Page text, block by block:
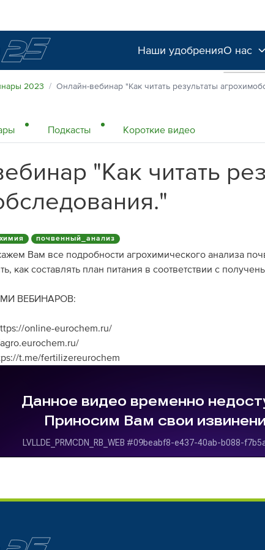
Наши удобренияО нас
рынка
2023 Онлайн-вебинар "Как читать результаты
Подкасты Короткие видео
"Как читать
почвенный_анализ
Вам все подробности агрохимического анализа
как составлять план питания в соответствии с
ВЕБИНАРОВ:
online-eurochem.ru/
t.me/fertilizereurochem